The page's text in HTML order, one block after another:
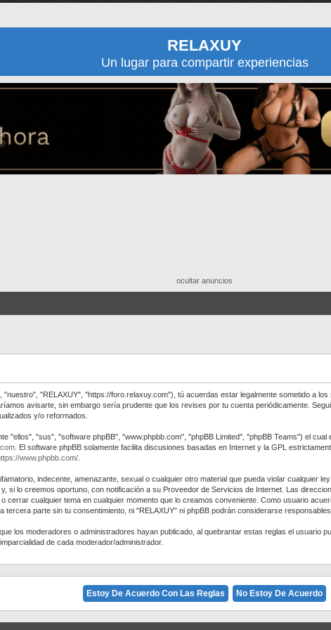
RELAXUY
Un lugar para compartir experiencias
ocultar anuncios
"RELAXUY", "https://foro.relaxuy.com"), tú acuerdas estar legalmente sometido a
avisarte, sin embargo sería prudente que los revises por tu cuenta periódicamente.
y/o reformados.
"ellos", "sus", "software phpBB", "www.phpbb.com", "phpBB Limited", "phpBB Teams") el cual
. El software phpBB solamente facilita discusiones basadas en Internet y la GPL
www.phpbb.com/
indecente, amenazante, sexual o cualquier otro material que pueda violar cualquier
si lo creemos oportuno, con notificación a su Proveedor de Servicios de Internet. Las
cerrar cualquier tema en cualquier momento que lo creamos conveniente. Como usuario
parte sin tu consentimiento, ni "RELAXUY" ni phpBB podrán considerarse
los moderadores o administradores hayan publicado, al quebrantar estas reglas el usuario
de cada moderador/administrador.